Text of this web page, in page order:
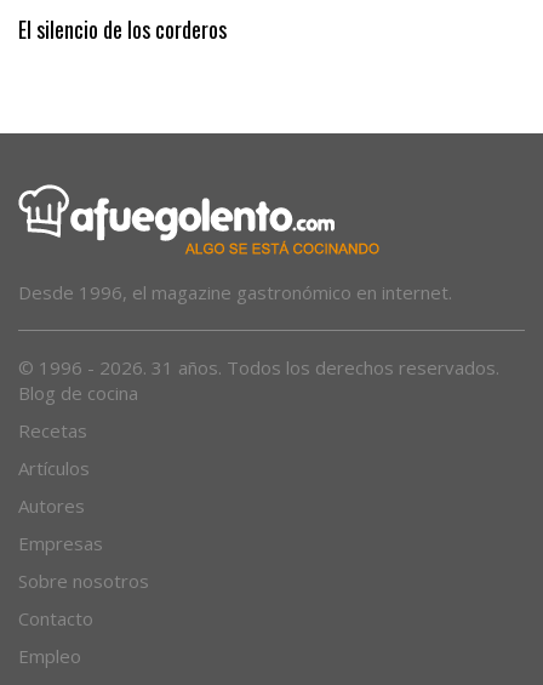
El silencio de los corderos
Desde 1996, el magazine gastronómico en internet.
© 1996 - 2026. 31 años. Todos los derechos reservados.
Blog de cocina
Recetas
Artículos
Autores
Empresas
Sobre nosotros
Contacto
Empleo